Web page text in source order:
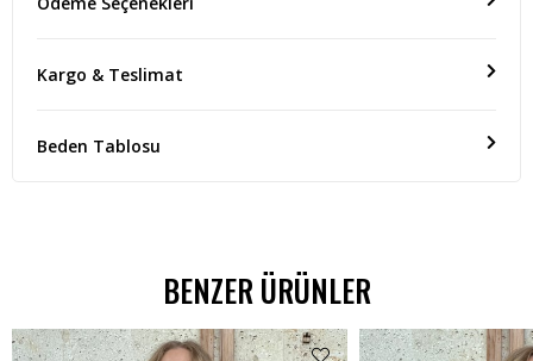
Kargo & Teslimat
Beden Tablosu
BENZER ÜRÜNLER